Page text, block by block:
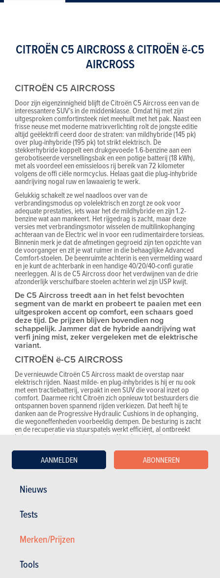
Nieuws
Tests
Merken/Prijzen
Tools
AANMELDEN ABONNEREN
CITROËN C5 AIRCROSS & CITROËN ë-C5
AIRCROSS
CITROËN C5 AIRCROSS
Door zijn eigenzinnigheid blijft de Citroën C5 Aircross een van de
interessantere SUV’s in de middenklasse. Omdat hij met zijn
uitgesproken comfortinsteek niet meehuilt met het pak. Naast een
frisse neuse met moderne matrixverlichting rolt de jongste editie
altijd geëlektrifi ceerd door de straten: van mildhybride (145 pk)
over plug-inhybride (195 pk) tot strikt elektrisch. De
stekkerhybride koppelt een drukgevoede 1.6-benzine aan een
gerobotiseerde versnellingsbak en een potige batterij (18 kWh),
met als voordeel een emissieloos rij bereik van 72 kilometer
volgens de offi ciële normcyclus. Helaas gaat die plug-inhybride
aandrijving nogal ruw en lawaaierig te werk.
Gelukkig schakelt ze wel naadloos over van de
verbrandingsmodus op volelektrisch en zorgt ze ook voor
adequate prestaties, iets waar het de mildhybride en zijn 1.2-
benzine wat aan mankeert. Het rijgedrag is zacht, maar deze
versies met verbrandingsmotor wisselen de multilinkophanging
achteraan van de Electric wel in voor een rudimentairdere torsieas.
Binnenin merk je dat de afmetingen gegroeid zijn ten opzichte van
de voorganger en zit je wat ruimer in die behaaglijke Advanced
Comfort-stoelen. De beenruimte achterin is een vermelding waard
en je kunt de achterbank in een handige 40/20/40-confi guratie
neerleggen. Al is de C5 Aircross door het verdwijnen van de drie
afzonderlijk verschuifbare stoelen achterin wel zijn USP kwijt.
De C5 Aircross treedt aan in het felst bevochten
segment van de markt en probeert te paaien met een
uitgesproken accent op comfort, een schaars goed
deze tijd. De prijzen blijven bovendien nog
schappelijk. Jammer dat de hybride aandrijving wat
verfi jning mist, zeker vergeleken met de elektrische
variant.
CITROËN ë-C5 AIRCROSS
De vernieuwde Citroën C5 Aircross maakt de overstap naar
elektrisch rijden. Naast milde- en plug-inhybrides is hij er nu ook
met een tractiebatterij, verpakt in een SUV die vooral inzet op
comfort. Daarmee richt Citroën zich opnieuw tot bestuurders die
ontspannen boven spannend rijden verkiezen. Dat heeft hij te
danken aan de Progressive Hydraulic Cushions in de ophanging,
die wegoneffenheden voorbeeldig dempen. De besturing is zacht
en de recuperatie via stuurspatels werkt efficiënt, al ontbreekt
helaas een echte eenpedaalmodus. Net als zijn familiegenoten
Aircross op het STLA Medium-platform, inclusief een 73 kWh-
batterij die via één elektromotor 210 pk aan de voorwielen afzet,
goed voor een WLTP-rijbereik van 520 kilometer. Binnenkort volgt
range anxiety: tot 680 kilometer.
komen. De stoelen zijn dik gepolsterd, met een extra schuimlaag,
wat het typische Citroën-comfort alle krediet geeft. Een origineel
zijn afgewerkt met wijnstokvezels uit de Bourgogne. Ook
verrassend is het verticale infotainmentdisplay, het zogenoemde
koffer is met 612 liter best royaal, al stellen we met spijt vast dat
Citroën de verschuifbare achterbank van de voorganger heeft